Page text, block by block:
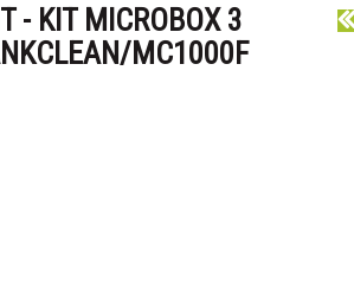
- KIT MICROBOX 3
MC1000F